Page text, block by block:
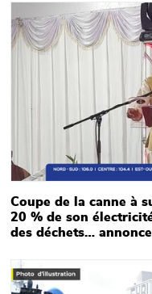
Main picture
Coupe de la canne à
20 % de son
des déchets…
Main picture